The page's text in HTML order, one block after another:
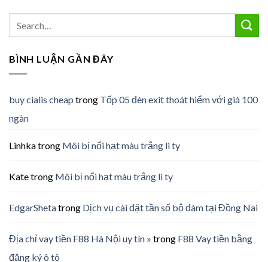
BÌNH LUẬN GẦN ĐÂY
buy cialis cheap trong Tốp 05 đèn exit thoát hiểm với giá 100
ngàn
Linhkatrong Môi bị nổi hạt màu trắng li ty
Katetrong Môi bị nổi hạt màu trắng li ty
EdgarShetatrong Dịch vụ cài đặt tần số bộ đàm tại Đồng Nai
Địa chỉ vay tiền F88 Hà Nội uy tín » trong F88 Vay tiền bằng
đăng ký ô tô